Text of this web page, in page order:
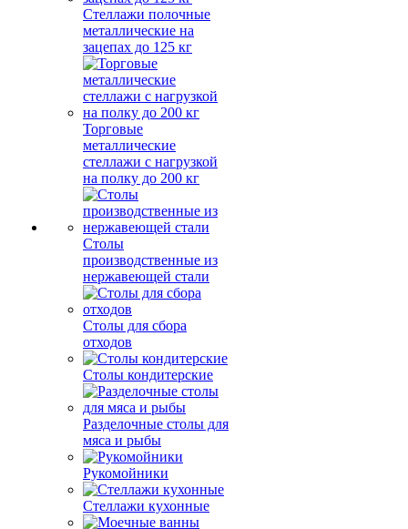
Стеллажи полочные
металлические на
зацепах до 125 кг
Торговые
металлические
стеллажи с нагрузкой
на полку до 200 кг
Столы
производственные из
нержавеющей стали
Столы для сбора
отходов
Столы кондитерские
Разделочные столы для
мяса и рыбы
Рукомойники
Стеллажи кухонные